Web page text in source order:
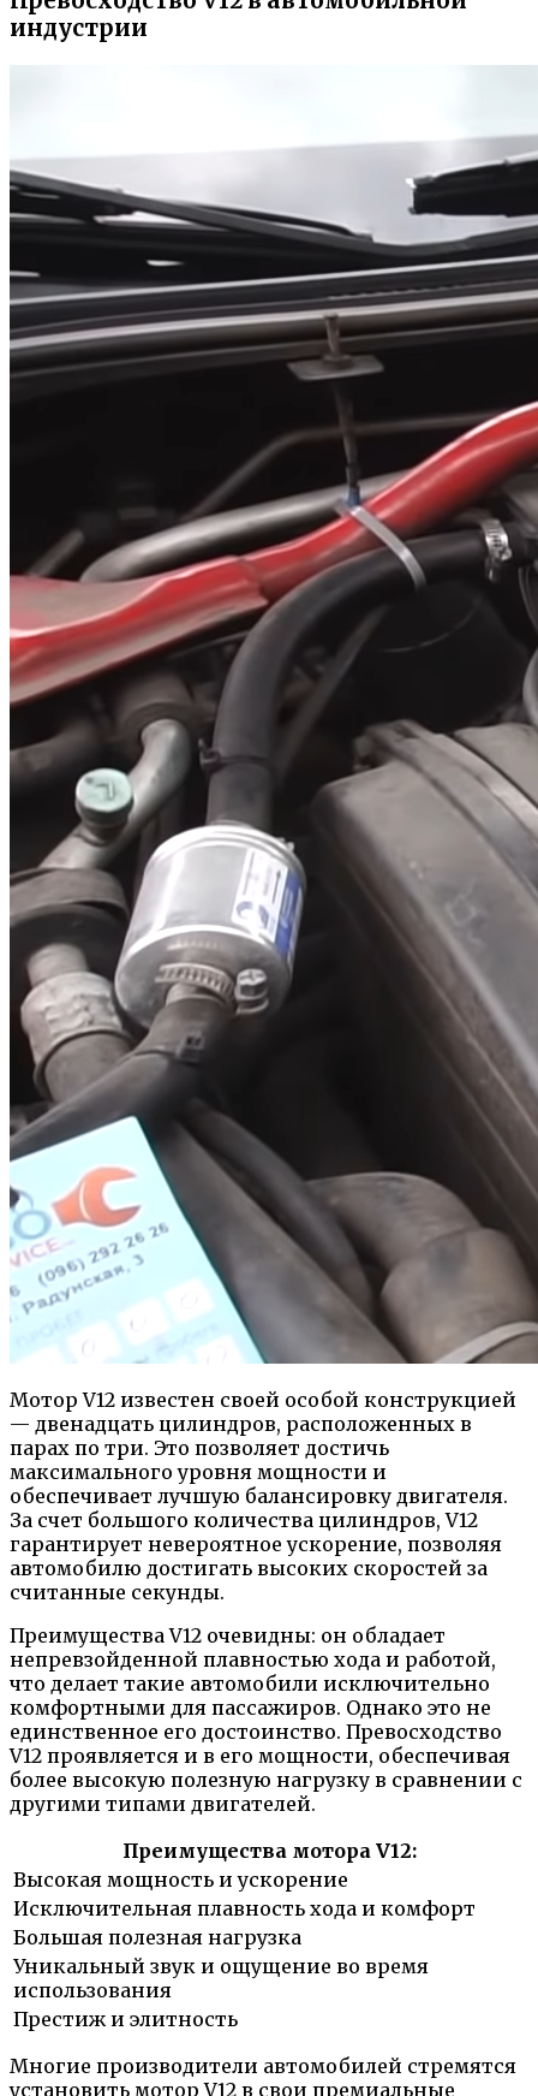
индустрии
Мотор V12 известен своей особой конструкцией
— двенадцать цилиндров, расположенных в
парах по три. Это позволяет достичь
максимального уровня мощности и
обеспечивает лучшую балансировку двигателя.
За счет большого количества цилиндров, V12
гарантирует невероятное ускорение, позволяя
автомобилю достигать высоких скоростей за
считанные секунды.
Преимущества V12 очевидны: он обладает
непревзойденной плавностью хода и работой,
что делает такие автомобили исключительно
комфортными для пассажиров. Однако это не
единственное его достоинство. Превосходство
V12 проявляется и в его мощности, обеспечивая
более высокую полезную нагрузку в сравнении с
другими типами двигателей.
Преимущества мотора V12:
Высокая мощность и ускорение
Исключительная плавность хода и комфорт
Большая полезная нагрузка
Уникальный звук и ощущение во время
использования
Престиж и элитность
Многие производители автомобилей стремятся
установить мотор V12 в свои премиальные